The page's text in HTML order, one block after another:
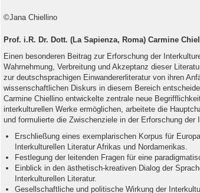
©Jana Chiellino
Prof. i.R. Dr. Dott. (La Sapienza, Roma) Carmine
Einen besonderen Beitrag zur Erforschung der
Wahrnehmung, Verbreitung und Akzeptanz dieser
zur deutschsprachigen Einwandererliteratur von ihren
wissenschaftlichen Diskurs in diesem Bereich
Carmine Chiellino entwickelte zentrale neue
interkulturellen Werke ermöglichen, arbeitete die
und formulierte die Zwischenziele in der Erforschung der
Erschließung eines exemplarischen Korpus für
Interkulturellen Literatur Afrikas und Nordamerikas.
Festlegung der leitenden Fragen für eine
Einblick in den ästhetisch-kreativen Dialog der
Interkulturellen Literatur.
Gesellschaftliche und politische Wirkung der